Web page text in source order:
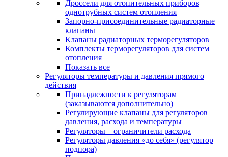
Дроссели для отопительных приборов
однотрубных систем отопления
Запорно-присоединительные радиаторные
клапаны
Клапаны радиаторных терморегуляторов
Комплекты терморегуляторов для систем
отопления
Показать все
Регуляторы температуры и давления прямого
действия
Принадлежности к регуляторам
(заказываются дополнительно)
Регулирующие клапаны для регуляторов
давления, расхода и температуры
Регуляторы – ограничители расхода
Регуляторы давления «до себя» (регулятор
подпора)